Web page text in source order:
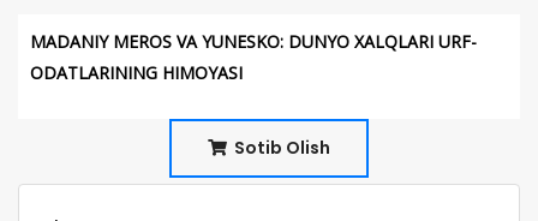
MADANIY MEROS VA YUNESKO: DUNYO XALQLARI URF-
ODATLARINING HIMOYASI
Sotib Olish